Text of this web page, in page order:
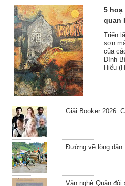
5 hoạ
quan
Triển
sơn
của
Đình
Hiếu
Giải Booker 2026:
Đường về lòng dân
Văn nghệ Quân đội